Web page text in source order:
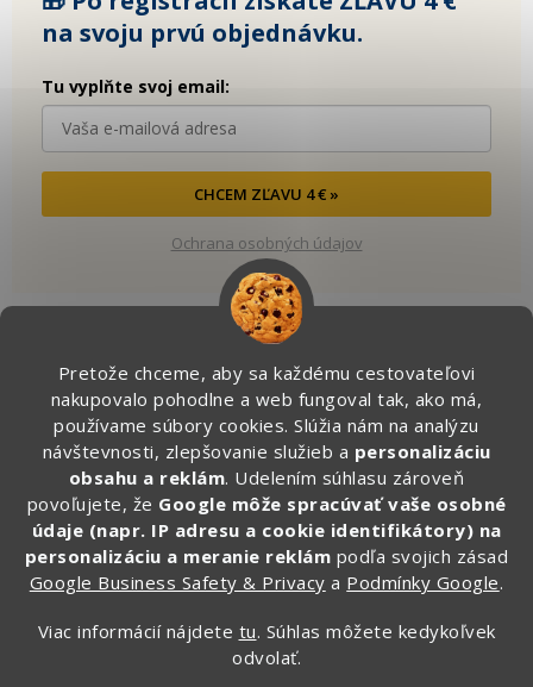
Pretože chceme, aby sa každému cestovateľovi
nakupovalo pohodlne a web fungoval tak, ako má,
používame súbory cookies. Slúžia nám na analýzu
návštevnosti, zlepšovanie služieb a personalizáciu
obsahu a reklám. Udelením súhlasu zároveň
povoľujete, že Google môže spracúvať vaše osobné
údaje (napr. IP adresu a cookie identifikátory) na
personalizáciu a meranie reklám podľa svojich zásad
Google Business Safety & Privacy a Podmínky Google.
Viac informácií nájdete tu. Súhlas môžete kedykoľvek
odvolať.
na svoju prvú objednávku.
Tu vyplňte svoj email:
CHCEM ZĽAVU 4 € »
Ochrana osobných údajov
Kontakt
info@zapakuj.sk
+421 950 887 079 (Po - Pia, 16:00 – 21:00)
Zapakuj.czsk
zapakuj_czsk
@zapakuj_cz
Vytvoril Shoptet